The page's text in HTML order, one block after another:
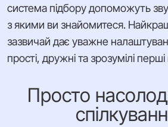
система підбору допоможуть
з якими ви знайомитеся.
зазвичай дає уважне
прості, дружні та зрозумілі
Просто